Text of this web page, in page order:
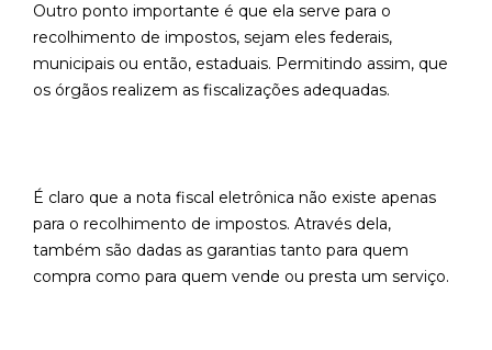
Outro ponto importante é que ela serve para o
recolhimento de impostos, sejam eles federais,
municipais ou então, estaduais. Permitindo assim, que
os órgãos realizem as fiscalizações adequadas.
É claro que a nota fiscal eletrônica não existe apenas
para o recolhimento de impostos. Através dela,
também são dadas as garantias tanto para quem
compra como para quem vende ou presta um serviço.